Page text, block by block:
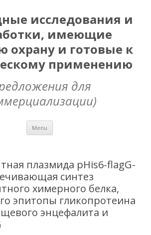
исследования и
имеющие
охрану и готовые к
применению
для
Menu Skip
content
плазмида pHis6-flagG-
синтез
химерного белка,
эпитопы гликопротеина
энцефалита и